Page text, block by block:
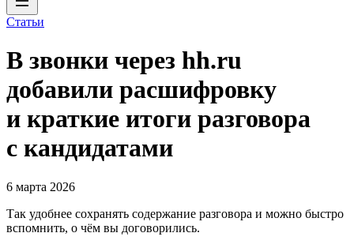
Статьи
В звонки через hh.ru
добавили расшифровку
и краткие итоги разговора
с кандидатами
6 марта 2026
Так удобнее сохранять содержание разговора и можно быстро
вспомнить, о чём вы договорились.